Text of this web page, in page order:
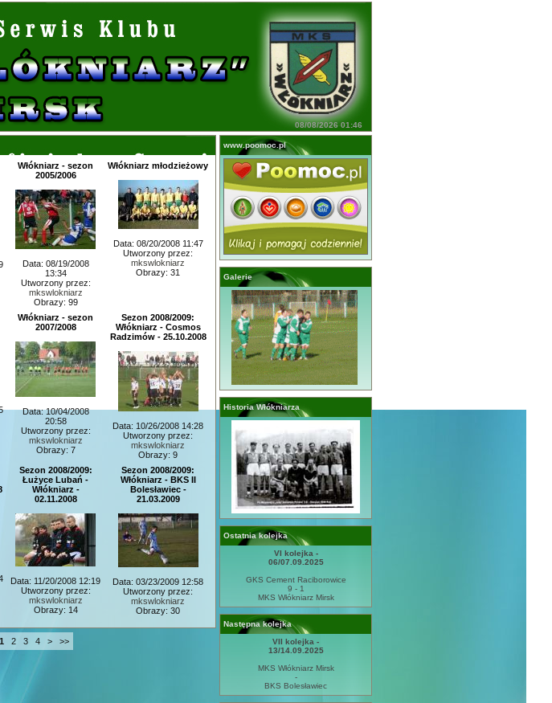
08/08/2026 01:46
Włókniarz - sezon
2005/2006
Data: 08/19/2008
13:34
Utworzony przez:
mkswlokniarz
Obrazy: 99
Włókniarz młodzieżowy
Data: 08/20/2008 11:47
Utworzony przez:
mkswlokniarz
Obrazy: 31
Włókniarz - sezon
2007/2008
Data: 10/04/2008
20:58
Utworzony przez:
mkswlokniarz
Obrazy: 7
Sezon 2008/2009:
Włókniarz - Cosmos
Radzimów - 25.10.2008
Data: 10/26/2008 14:28
Utworzony przez:
mkswlokniarz
Obrazy: 9
Sezon 2008/2009:
Łużyce Lubań -
Włókniarz -
02.11.2008
Data: 11/20/2008 12:19
Utworzony przez:
mkswlokniarz
Obrazy: 14
Sezon 2008/2009:
Włókniarz - BKS II
Bolesławiec -
21.03.2009
Data: 03/23/2009 12:58
Utworzony przez:
mkswlokniarz
Obrazy: 30
1 2 3 4 > >>
www.poomoc.pl
Galerie
Historia Włókniarza
Ostatnia kolejka
VI kolejka -
06/07.09.2025
GKS Cement Raciborowice
9 - 1
MKS Włókniarz Mirsk
Następna kolejka
VII kolejka -
13/14.09.2025
MKS Włókniarz Mirsk
-
BKS Bolesławiec